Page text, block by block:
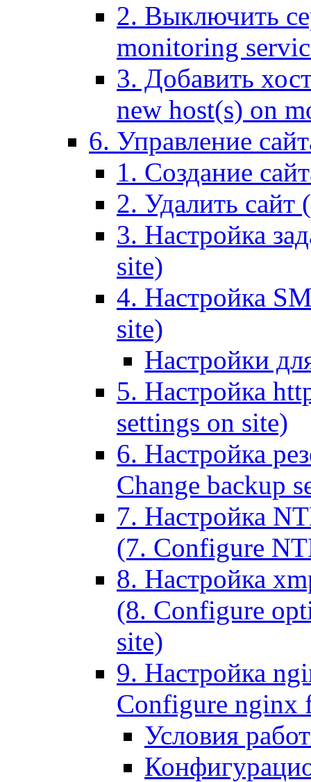
2. Выключить
monitoring
3. Добавить
new host(s) on
6. Управление
1. Создание
2. Удалить сайт
3. Настройка
site)
4. Настройка
site)
Настройки
5. Настройка
settings on site)
6. Настройка
Change backup
7. Настройка
(7. Configure
8. Настройка
(8. Configure
site)
9. Настройка
Configure nginx
Условия